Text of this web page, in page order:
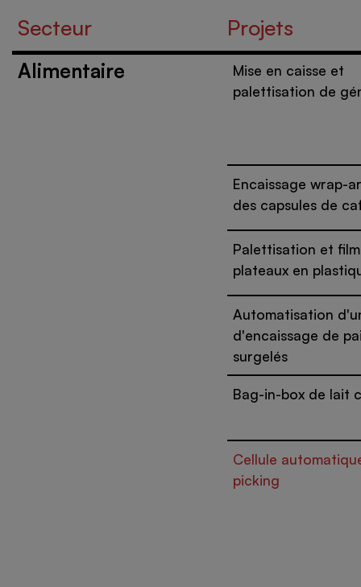
Secteur Projets
Alimentaire
Mise en caisse et
palettisation de
Encaissage wrap-
des capsules de
Palettisation et
plateaux en
Automatisation
d'encaissage de
surgelés
Bag-in-box de lait
Cellule
picking